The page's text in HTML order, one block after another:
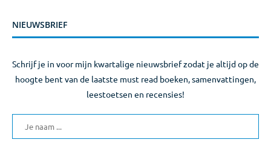
NIEUWSBRIEF
Schrijf je in voor mijn kwartalige nieuwsbrief zodat je altijd op de
hoogte bent van de laatste must read boeken, samenvattingen,
leestoetsen en recensies!